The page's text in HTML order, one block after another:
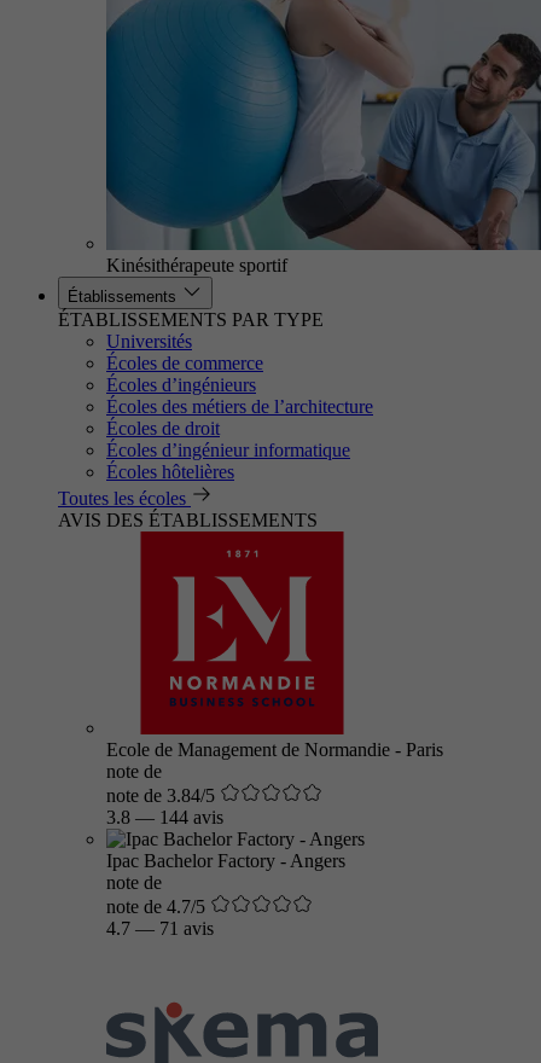
Kinésithérapeute sportif
Établissements
ÉTABLISSEMENTS PAR TYPE
Universités
Écoles de commerce
Écoles d’ingénieurs
Écoles des métiers de l’architecture
Écoles de droit
Écoles d’ingénieur informatique
Écoles hôtelières
Toutes les écoles
AVIS DES ÉTABLISSEMENTS
Ecole de Management de Normandie - Paris
note de
note de 3.84/5
3.8 — 144 avis
Ipac Bachelor Factory - Angers
note de
note de 4.7/5
4.7 — 71 avis